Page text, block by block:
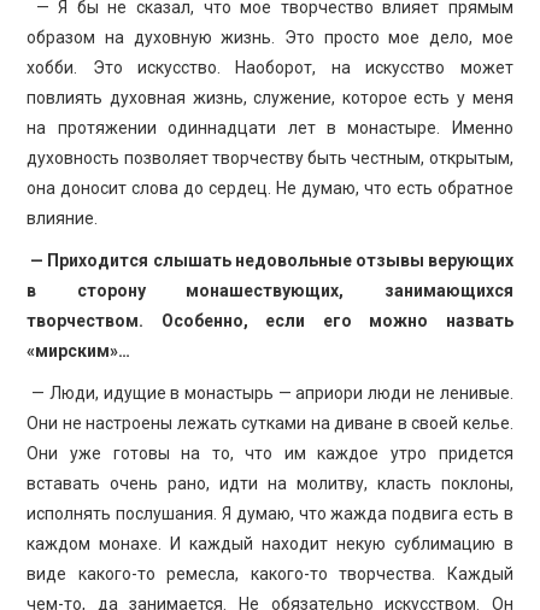
— Я бы не сказал, что мое творчество влияет прямым
образом на ду­ховную жизнь. Это просто мое дело, мое
хобби. Это искусство. Наоборот, на искусство может
повлиять духовная жизнь, служение, которое есть у меня
на протяжении одиннадцати лет в монастыре. Именно
духовность позволяет творчеству быть честным, открытым,
она доносит слова до сердец. Не думаю, что есть обратное
влияние.
— Приходится слышать недовольные отзывы верующих
в сторону монашествующих, занимающихся
творчеством. Особенно, если его можно назвать
«мирским»…
— Люди, идущие в монастырь — априори люди не ленивые.
Они не настроены лежать сутками на диване в своей келье.
Они уже готовы на то, что им каждое утро придется
вставать очень рано, идти на молитву, класть поклоны,
исполнять послушания. Я думаю, что жажда подвига есть в
каждом монахе. И каждый находит некую сублимацию в
виде какого-то ремесла, какого-то творчества. Каждый
чем-то, да занимается. Не обязательно искусством. Он